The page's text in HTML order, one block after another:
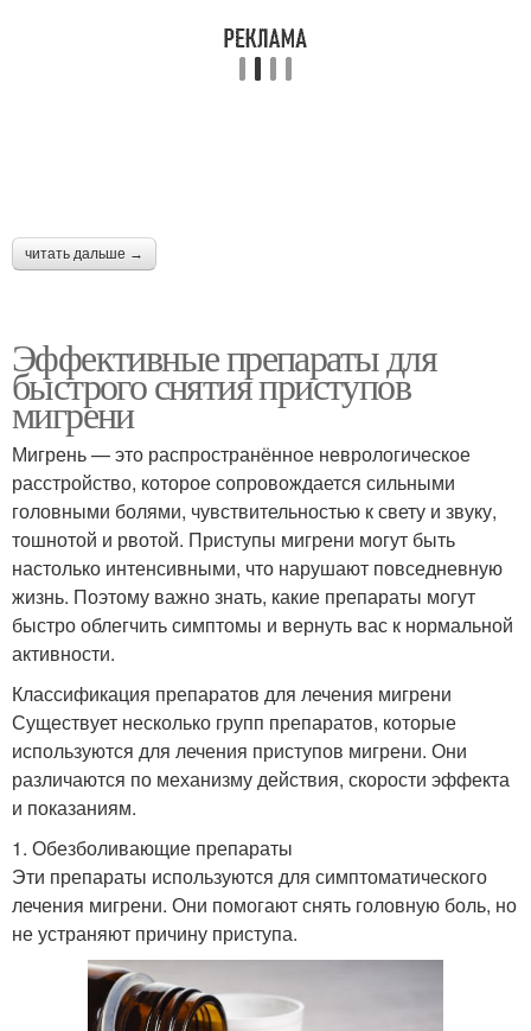
читать дальше →
Эффективные препараты для
быстрого снятия приступов
мигрени
Мигрень — это распространённое неврологическое
расстройство, которое сопровождается сильными
головными болями, чувствительностью к свету и звуку,
тошнотой и рвотой. Приступы мигрени могут быть
настолько интенсивными, что нарушают повседневную
жизнь. Поэтому важно знать, какие препараты могут
быстро облегчить симптомы и вернуть вас к нормальной
активности.
Классификация препаратов для лечения мигрени
Существует несколько групп препаратов, которые
используются для лечения приступов мигрени. Они
различаются по механизму действия, скорости эффекта
и показаниям.
1. Обезболивающие препараты
Эти препараты используются для симптоматического
лечения мигрени. Они помогают снять головную боль, но
не устраняют причину приступа.